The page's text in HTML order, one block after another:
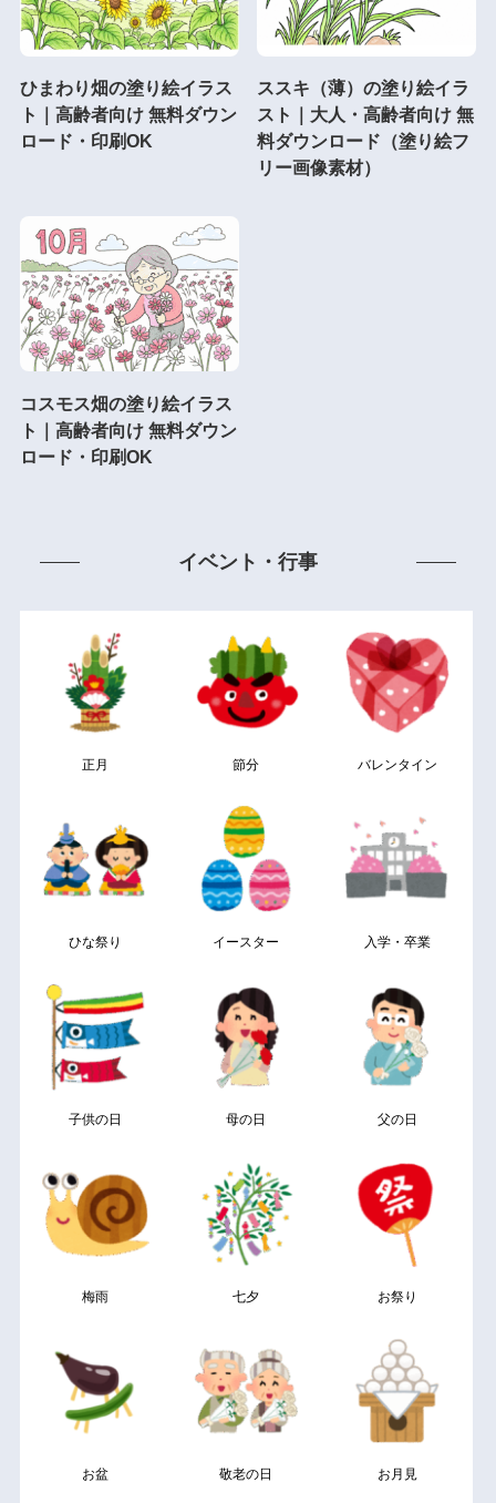
ひまわり畑の塗り絵イラス
ト｜高齢者向け 無料ダウン
ロード・印刷OK
ススキ（薄）の塗り絵イラ
スト｜大人・高齢者向け 無
料ダウンロード（塗り絵フ
リー画像素材）
コスモス畑の塗り絵イラス
ト｜高齢者向け 無料ダウン
ロード・印刷OK
イベント・行事
正月 節分 バレンタイン
ひな祭り イースター 入学・卒業
子供の日 母の日 父の日
梅雨 七夕 お祭り
お盆 敬老の日 お月見